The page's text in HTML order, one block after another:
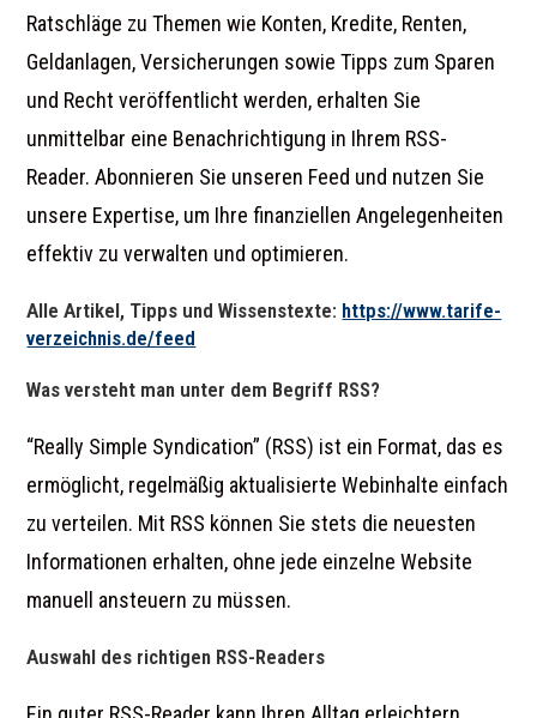
Ratschläge zu Themen wie Konten, Kredite, Renten,
Geldanlagen, Versicherungen sowie Tipps zum Sparen
und Recht veröffentlicht werden, erhalten Sie
unmittelbar eine Benachrichtigung in Ihrem RSS-
Reader. Abonnieren Sie unseren Feed und nutzen Sie
unsere Expertise, um Ihre finanziellen Angelegenheiten
effektiv zu verwalten und optimieren.
Alle Artikel, Tipps und Wissenstexte: https://www.tarife-
verzeichnis.de/feed
Was versteht man unter dem Begriff RSS?
“Really Simple Syndication” (RSS) ist ein Format, das es
ermöglicht, regelmäßig aktualisierte Webinhalte einfach
zu verteilen. Mit RSS können Sie stets die neuesten
Informationen erhalten, ohne jede einzelne Website
manuell ansteuern zu müssen.
Auswahl des richtigen RSS-Readers